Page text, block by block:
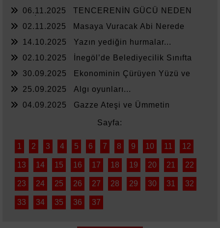
06.11.2025
TENCERENİN GÜCÜ NEDEN
02.11.2025
Masaya Vuracak Abi Nerede
14.10.2025
Yazın yediğin hurmalar...
02.10.2025
İnegöl’de Belediyecilik Sınıfta
30.09.2025
Ekonominin Çürüyen Yüzü ve
25.09.2025
Algı oyunları...
04.09.2025
Gazze Ateşi ve Ümmetin
Sayfa:
1 2 3 4 5 6 7 8 9 10 11 12
13 14 15 16 17 18 19 20 21 22
23 24 25 26 27 28 29 30 31 32
33 34 35 36 37